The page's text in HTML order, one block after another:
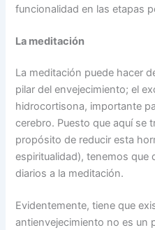
funcionalidad en las etapas
La meditación
La meditación puede hacer
pilar del envejecimiento; el
hidrocortisona, importante
cerebro. Puesto que aquí se
propósito de reducir esta
espiritualidad), tenemos que
diarios a la meditación.
Evidentemente, tiene que
antienvejecimiento no es un